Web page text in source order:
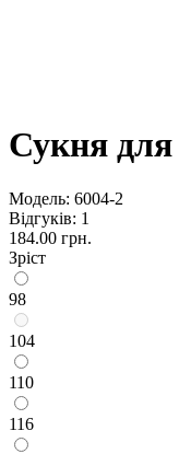
Сукня для
Модель: 6004-2
Відгуків: 1
184.00 грн.
Зріст
98
104
110
116